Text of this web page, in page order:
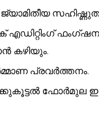
എഡിറ്റിംഗ്
കഴിയും.
പ്രവർത്തനം.
ഫോർമുല